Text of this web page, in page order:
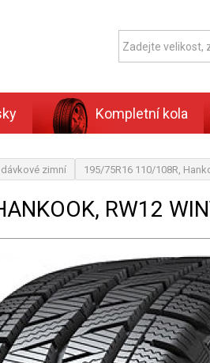
Kompletní kola
zimní 195/75R16 110/108R,
RW12